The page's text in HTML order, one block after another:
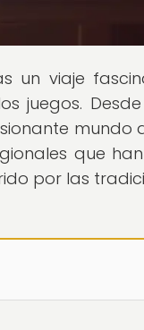
un viaje
juegos.
que
por las